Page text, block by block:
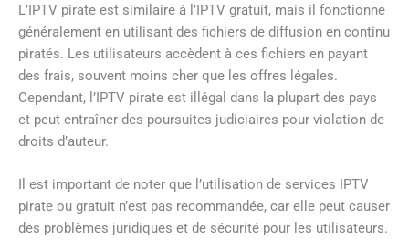
L’IPTV pirate est similaire à l’IPTV gratuit, mais il fonctionne
généralement en utilisant des fichiers de diffusion en continu
piratés. Les utilisateurs accèdent à ces fichiers en payant
des frais, souvent moins cher que les offres légales.
Cependant, l’IPTV pirate est illégal dans la plupart des pays
et peut entraîner des poursuites judiciaires pour violation de
droits d’auteur.
Il est important de noter que l’utilisation de services IPTV
pirate ou gratuit n’est pas recommandée, car elle peut causer
des problèmes juridiques et de sécurité pour les utilisateurs.